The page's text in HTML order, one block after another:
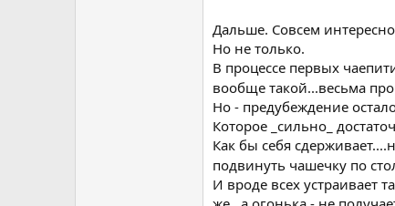
Дальше. Совсем
Но не только.
В процессе первых
вообще такой...весьма
Но - предубеждение
Которое _сильно_
Как бы себя
подвинуть чашечку по
И вроде всех устраивает